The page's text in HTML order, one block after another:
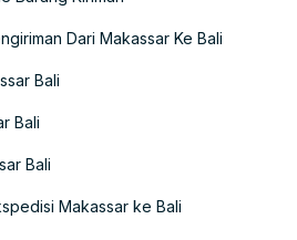
Dari Makassar Ke Bali
Bali
Bali
Bali
Makassar ke Bali